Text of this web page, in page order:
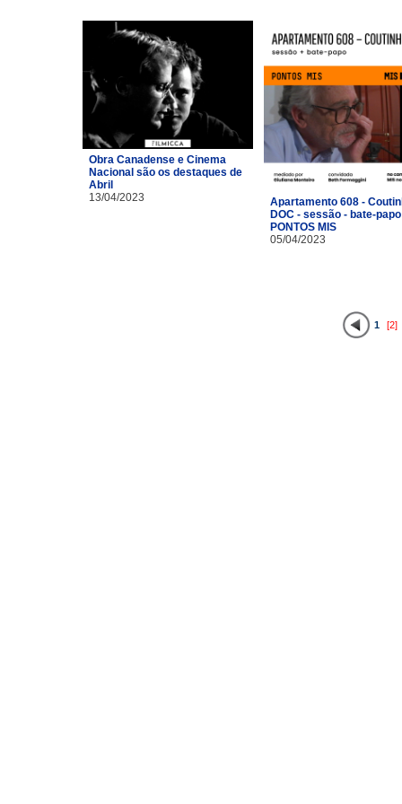
Obra Canadense e Cinema
Nacional são os destaques de
Abril
13/04/2023
Apartamento 608 -
DOC - sessão - bate-
PONTOS MIS
05/04/2023
1 [2]